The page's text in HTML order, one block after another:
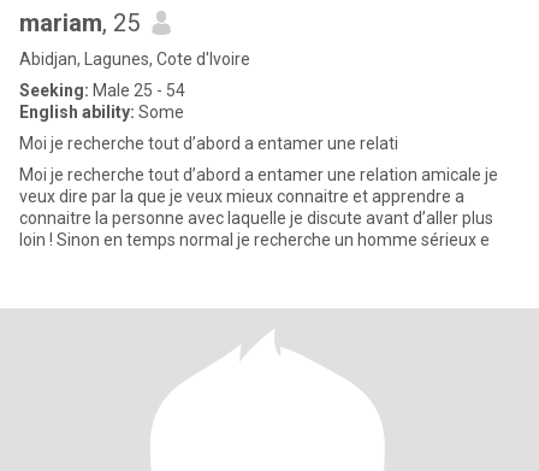
mariam, 25
Abidjan, Lagunes, Cote d'Ivoire
Seeking: Male 25 - 54
English ability: Some
Moi je recherche tout d’abord a entamer une relati
Moi je recherche tout d’abord a entamer une relation amicale je
veux dire par la que je veux mieux connaitre et apprendre a
connaitre la personne avec laquelle je discute avant d’aller plus
loin ! Sinon en temps normal je recherche un homme sérieux e